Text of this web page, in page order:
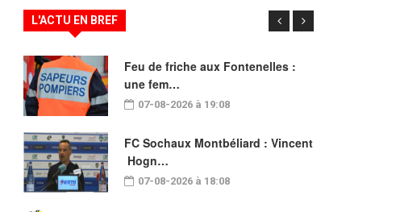
L'ACTU EN BREF
Feu de friche aux Fontenelles :
une fem…
07-08-2026 à 19:08
FC Sochaux Montbéliard : Vincent
Hogn…
07-08-2026 à 18:08